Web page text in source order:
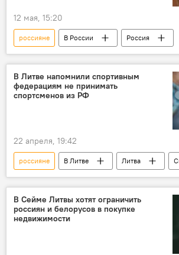
12 мая, 15:20
россияне В России
Россия
Общество
Татьяна Москалькова
граждане России
В Литве напомнили спортивным
федерациям не принимать
спортсменов из РФ
22 апреля, 19:42
россияне В Литве Литва
Общество
белорусы
соревнования
В Сейме Литвы хотят ограничить
россиян и белорусов в покупке
недвижимости